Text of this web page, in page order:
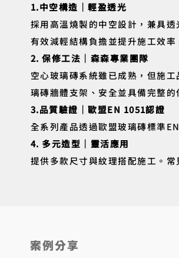
1.中空構造｜輕盈透光
採用高溫燒製的中空設計，兼具
有效減輕結構負擔並提升施工效率
2. 保修工法｜森森專業團隊
空心玻璃磚系統雖已成熟，但施
璃磚牆體支架、安全並具備完整的
3.品質驗證｜歐盟EN 1051認證
全系列產品透過歐盟玻璃磚標準
4. 多元造型｜靈活應用
提供多款尺寸與紋理搭配施工。
​案例分享